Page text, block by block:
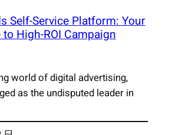
Self-Service Platform: Your
High-ROI Campaign
world of digital advertising,
as the undisputed leader in